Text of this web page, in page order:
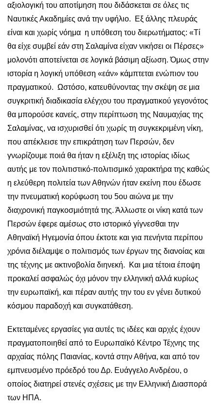
αξιολογική του αποτίμηση που διδάσκεται σε όλες τις
Ναυτικές Ακαδημίες ανά την υφήλιο. Εξ άλλης πλευράς
είναι και χωρίς νόημα η υπόθεση του διερωτήματος: «Τί
θα είχε συμβεί εάν στη Σαλαμίνα είχαν νικήσει οι Πέρσες»
μολονότι αποτείνεται σε λογικά βάσιμη αξίωση. Όμως στην
ιστορία η λογική υπόθεση «εάν» κάμπτεται ενώπιον του
πραγματικού. Ωστόσο, κατευθύνοντας την σκέψη σε μια
συγκριτική διαδικασία ελέγχου του πραγματικού γεγονότος
θα μπορούσε κανείς, στην περίπτωση της Ναυμαχίας της
Σαλαμίνας, να ισχυρισθεί ότι χωρίς τη συγκεκριμένη νίκη,
που απέκλεισε την επικράτηση των Περσών, δεν
γνωρίζουμε ποιά θα ήταν η εξέλιξη της ιστορίας ιδίως
αυτής με τον πολιτιστικό-πολιτισμικό χαρακτήρα της καθώς
η ελεύθερη πολιτεία των Αθηνών ήταν εκείνη που έδωσε
την πνευματική κορύφωση του 5ου αιώνα με την
διαχρονική παγκοσμιότητά της. Άλλωστε οι νίκη κατά των
Περσών έφερε αμέσως στο ιστορικό γίγνεσθαι την
Αθηναϊκή Ηγεμονία όπου έκτοτε και για πενήντα περίπου
χρόνια διέλαμψε ο πολιτισμός των έργων της διανοίας και
της τέχνης με ακτινοβολία διηνεκή. Και μια τέτοια έποψη
προκαλεί ασφαλώς όχι μόνον την ελληνική αλλά κυρίως
την ευρωπαϊκή, και πέραν αυτής την του εν γένει δυτικού
κόσμου παραδοχή και συγκατάθεση.
Εκτεταμένες εργασίες για αυτές τις ιδέες και αρχές έχουν
πραγματοποιηθεί από το Ευρωπαϊκό Κέντρο Τέχνης της
αρχαίας πόλης Παιανίας, κοντά στην Αθήνα, και από τον
εμπνευσμένο πρόεδρό του Δρ. Ευάγγελο Ανδρέου, ο
οποίος διατηρεί στενές σχέσεις με την Ελληνική Διασπορά
των ΗΠΑ.